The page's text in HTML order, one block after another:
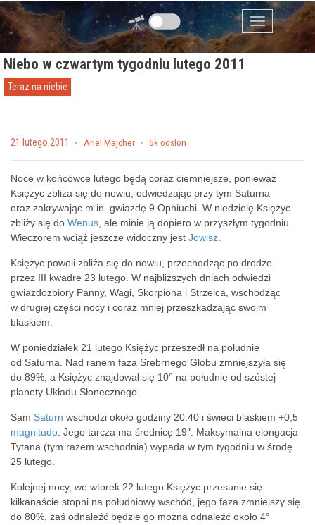
Przejdź do zawartości
Menu
Niebo w czwartym tygodniu lutego 2011
Teraz na niebie
Posted on
21 lutego 2011 by Ariel Majcher 5k odsłon
Noce w końcówce lutego będą coraz ciemniejsze, ponieważ
Księżyc zbliża się do nowiu, odwiedzając przy tym Saturna
oraz zakrywając m.in. gwiazdę θ Ophiuchi. W niedzielę Księżyc
zbliży się do Wenus , ale minie ją dopiero w przyszłym tygodniu.
Wieczorem wciąż jeszcze widoczny jest Jowisz
Księżyc powoli zbliża się do nowiu, przechodząc po drodze
przez III kwadre 23 lutego. W najbliższych dniach odwiedzi
gwiazdozbiory Panny, Wagi, Skorpiona i Strzelca, wschodząc
w drugiej części nocy i coraz mniej przeszkadzając swoim
blaskiem.
W poniedziałek 21 lutego Księżyc przeszedł na południe
od Saturna. Nad ranem faza Srebrnego Globu zmniejszyła się
do 89%, a Księżyc znajdował się 10° na południe od szóstej
planety Układu Słonecznego.
Sam Saturn wschodzi około godziny 20:40 i świeci blaskiem +0,5
magnitudo . Jego tarcza ma średnicę 19″. Maksymalna elongacja
Tytana (tym razem wschodnia) wypada w tym tygodniu w środę
25 lutego.
Kolejnej nocy, we wtorek 22 lutego Księżyc przesunie się
kilkanaście stopni na południowy wschód, jego faza zmniejszy się
do 80%, zaś odnaleźć będzie go można odnaleźć około 4°